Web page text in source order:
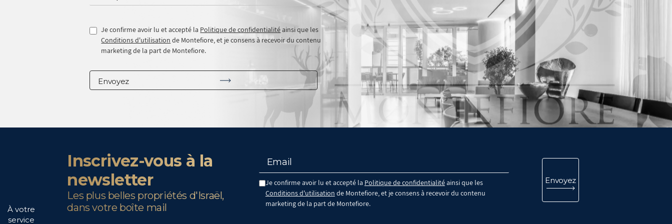
À votre
service
Je confirme avoir lu et accepté la Politique de confidentialitéainsi que les
Conditions d'utilisation de Montefiore, et je consens à recevoir du contenu
marketing de la part de Montefiore.
Inscrivez-vous à la
newsletter
Les plus belles propriétés d'Israël,
dans votre boîte mail
Je confirme avoir lu et accepté la Politique de confidentialitéainsi que les
Conditions d'utilisation de Montefiore, et je consens à recevoir du contenu
marketing de la part de Montefiore.